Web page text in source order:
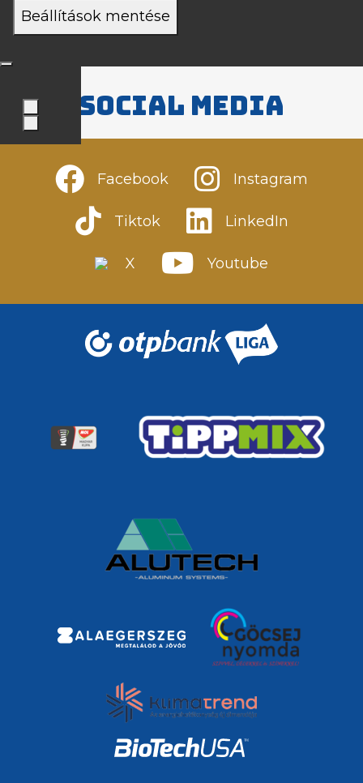
Beállítások mentése
Social media
Facebook Instagram
Tiktok LinkedIn
X Youtube